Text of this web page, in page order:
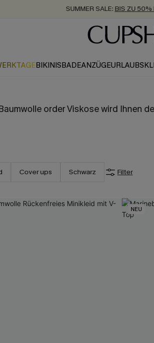
SUMMER SALE: BIS ZU 50%
ZUM NEWSLETTER:BIS ZU -20%
KOSTENLOSER VERSAND
BIKINISBADEANZÜGE
order Viskose wird Ihnen
Cover ups Schwarz Filter
NEU